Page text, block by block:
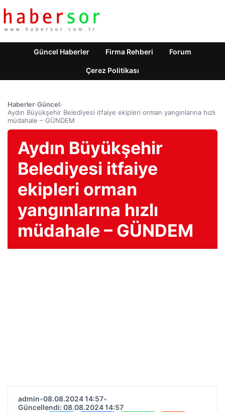
Güncel Haberler Firma Rehberi Forum
Çerez Politikası
Haberler›Güncel›
Aydın Büyükşehir Belediyesi itfaiye ekipleri orman yangınlarına hızlı
müdahale – GÜNDEM
Aydın Büyükşehir
Belediyesi itfaiye
ekipleri orman
yangınlarına hızlı
müdahale – GÜNDEM
admin•08.08.2024 14:57•
Güncellendi: 08.08.2024 14:57